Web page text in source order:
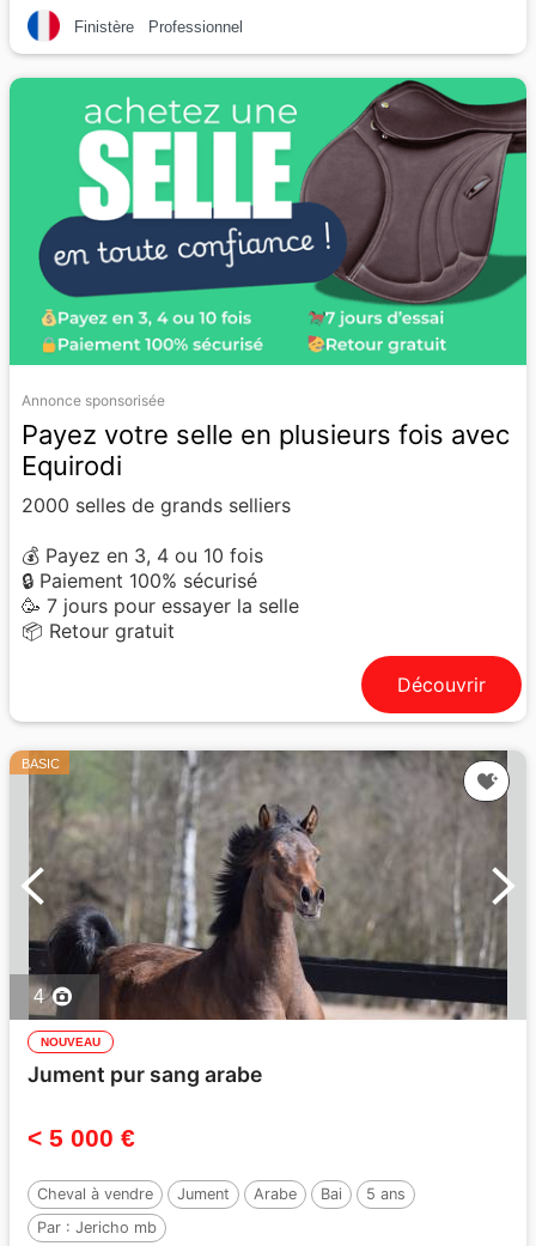
Finistère Professionnel
Annonce sponsorisée
Payez votre selle en plusieurs fois avec
Equirodi
2000 selles de grands selliers
💰 Payez en 3, 4 ou 10 fois
🔒 Paiement 100% sécurisé
🥳 7 jours pour essayer la selle
📦 Retour gratuit
Découvrir
BASIC
4
NOUVEAU
Jument pur sang arabe
< 5 000 €
Cheval à vendre Jument Arabe Bai
5 ans
Par : Jericho mb